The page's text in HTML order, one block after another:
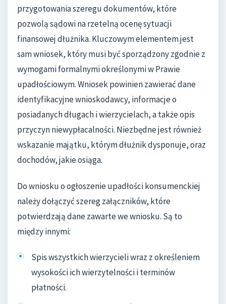
przygotowania szeregu dokumentów, które
pozwolą sądowi na rzetelną ocenę sytuacji
finansowej dłużnika. Kluczowym elementem jest
sam wniosek, który musi być sporządzony zgodnie z
wymogami formalnymi określonymi w Prawie
upadłościowym. Wniosek powinien zawierać dane
identyfikacyjne wnioskodawcy, informacje o
posiadanych długach i wierzycielach, a także opis
przyczyn niewypłacalności. Niezbędne jest również
wskazanie majątku, którym dłużnik dysponuje, oraz
dochodów, jakie osiąga.
Do wniosku o ogłoszenie upadłości konsumenckiej
należy dołączyć szereg załączników, które
potwierdzają dane zawarte we wniosku. Są to
między innymi:
Spis wszystkich wierzycieli wraz z określeniem
wysokości ich wierzytelności i terminów
płatności.